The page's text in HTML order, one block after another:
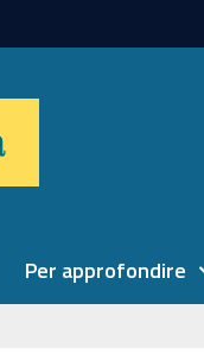
Per approfondire